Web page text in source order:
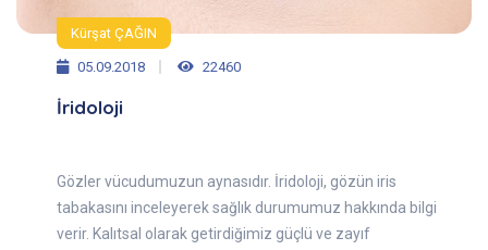
Kürşat ÇAĞIN
05.09.2018 22460
İridoloji
Gözler vücudumuzun aynasıdır. İridoloji, gözün iris
tabakasını inceleyerek sağlık durumumuz hakkında bilgi
verir. Kalıtsal olarak getirdiğimiz güçlü ve zayıf